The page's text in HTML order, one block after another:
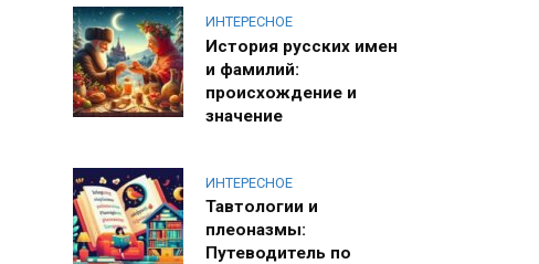
ИНТЕРЕСНОЕ
История русских имен
и фамилий:
происхождение и
значение
ИНТЕРЕСНОЕ
Тавтологии и
плеоназмы:
Путеводитель по